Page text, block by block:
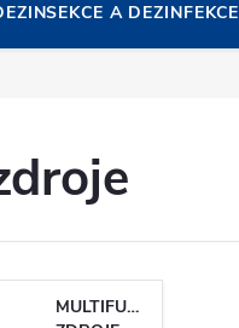
A DEZINFEKCE
MULTIFUNKČNÍ